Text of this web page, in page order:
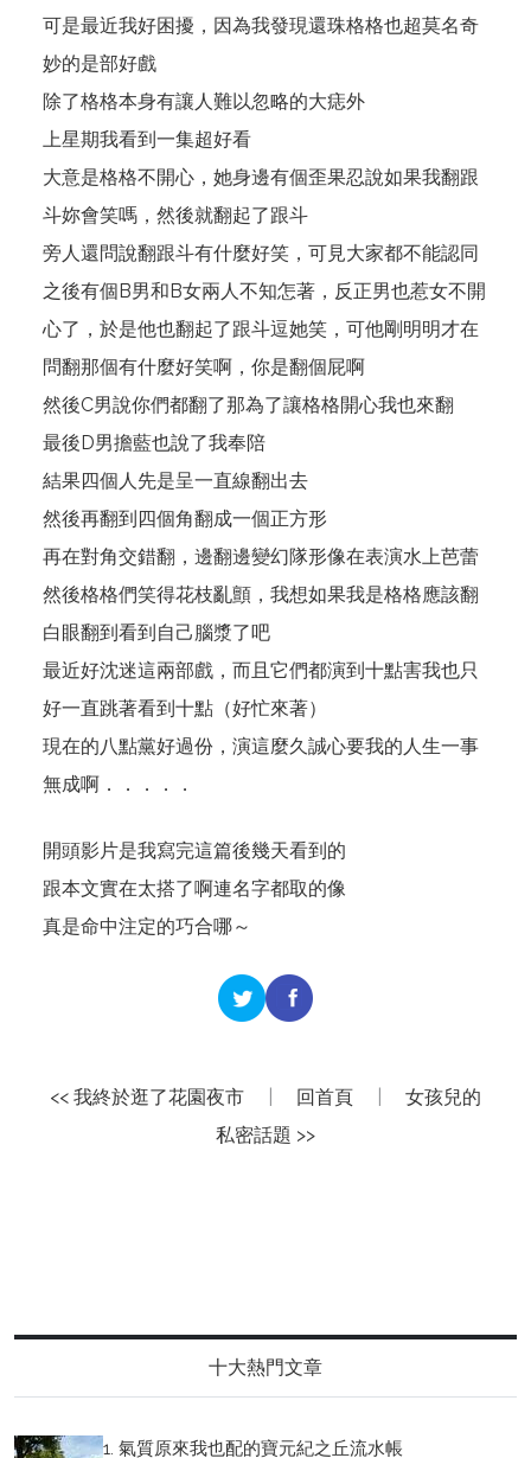
可是最近我好困擾，因為我發現還珠格格也超莫名奇
妙的是部好戲
除了格格本身有讓人難以忽略的大痣外
上星期我看到一集超好看
大意是格格不開心，她身邊有個歪果忍說如果我翻跟
斗妳會笑嗎，然後就翻起了跟斗
旁人還問說翻跟斗有什麼好笑，可見大家都不能認同
之後有個B男和B女兩人不知怎著，反正男也惹女不開
心了，於是他也翻起了跟斗逗她笑，可他剛明明才在
問翻那個有什麼好笑啊，你是翻個屁啊
然後C男說你們都翻了那為了讓格格開心我也來翻
最後D男擔藍也說了我奉陪
結果四個人先是呈一直線翻出去
然後再翻到四個角翻成一個正方形
再在對角交錯翻，邊翻邊變幻隊形像在表演水上芭蕾
然後格格們笑得花枝亂顫，我想如果我是格格應該翻
白眼翻到看到自己腦漿了吧
最近好沈迷這兩部戲，而且它們都演到十點害我也只
好一直跳著看到十點（好忙來著）
現在的八點黨好過份，演這麼久誠心要我的人生一事
無成啊．．．．．
開頭影片是我寫完這篇後幾天看到的
跟本文實在太搭了啊連名字都取的像
真是命中注定的巧合哪～
<< 我終於逛了花園夜市 回首頁
女孩兒的
私密話題 >>
十大熱門文章
1. 氣質原來我也配的寶元紀之丘流水帳